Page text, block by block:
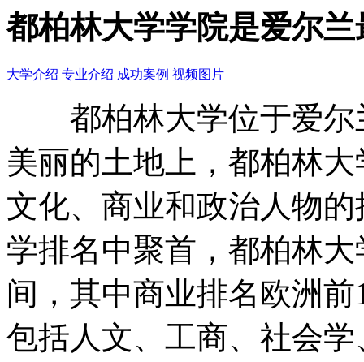
都柏林大学学院是爱尔
大学介绍 专业介绍 成功案例 视频图片
都柏林大学位于爱尔
美丽的土地上，都柏林
文化、商业和政治人物
学排名中聚首，都柏林
间，其中商业排名欧洲
包括人文、工商、社会